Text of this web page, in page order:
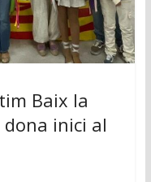
Baix la
dona inici al